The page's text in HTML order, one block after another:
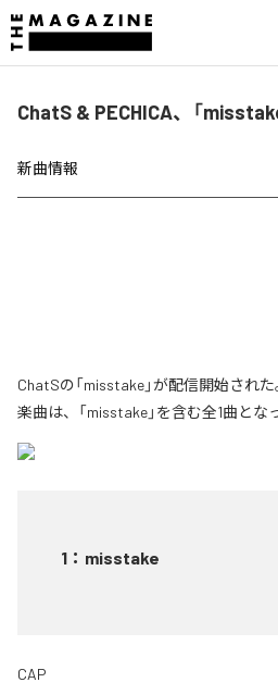
ChatS & PECHICA、「
新曲情報
ChatSの「misstake」が配信開始され
楽曲は、「misstake」を含む全1曲とな
1 ： misstake
CAP